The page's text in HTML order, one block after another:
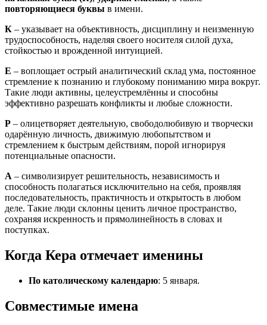
повторяющиеся буквы в имени.
К – указывает на объективность, дисциплину и неизменную
трудоспособность, наделяя своего носителя силой духа,
стойкостью и врожденной интуицией.
Е – воплощает острый аналитический склад ума, постоянное
стремление к познанию и глубокому пониманию мира вокруг.
Такие люди активны, целеустремлённы и способны
эффективно разрешать конфликты и любые сложности.
Р – олицетворяет деятельную, свободолюбивую и творчески
одарённую личность, движимую любопытством и
стремлением к быстрым действиям, порой игнорируя
потенциальные опасности.
А – символизирует решительность, независимость и
способность полагаться исключительно на себя, проявляя
последовательность, практичность и открытость в любом
деле. Такие люди склонны ценить личное пространство,
сохраняя искренность и прямолинейность в словах и
поступках.
Когда Кера отмечает именины
По католическому календарю: 5 января.
Совместимые имена